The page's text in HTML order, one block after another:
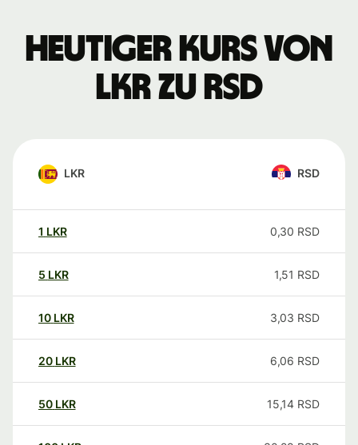
Heutiger Kurs von
LKR zu RSD
LKR RSD
1 LKR 0,30 RSD
5 LKR 1,51 RSD
10 LKR 3,03 RSD
20 LKR 6,06 RSD
50 LKR 15,14 RSD